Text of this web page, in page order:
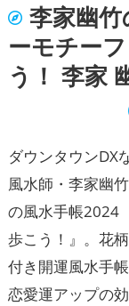
李家幽
ーモチー
う！ 李家
ダウンタウンDX
風水師・李家幽
の風水手帳
歩こう！』。花
付き開運風水手帳
恋愛運アップの